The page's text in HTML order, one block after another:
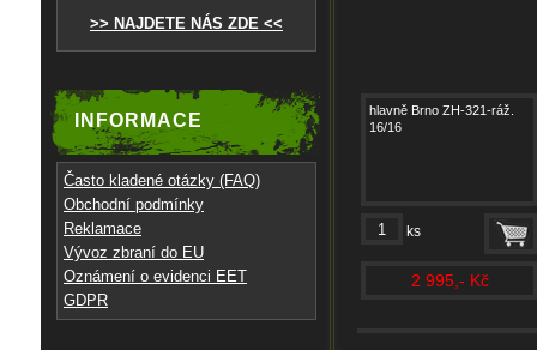
>> NAJDETE NÁS ZDE <<
INFORMACE
Často kladené otázky (FAQ)
Obchodní podmínky
Reklamace
Vývoz zbraní do EU
Oznámení o evidenci EET
GDPR
hlavně Brno ZH-321-ráž.
16/16
ks
2 995,- Kč